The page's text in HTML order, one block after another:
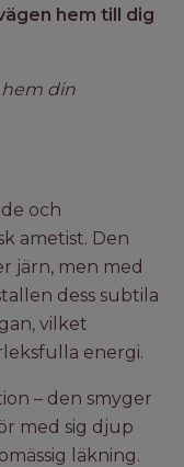
hem till dig
hem din
och
ametist. Den
järn, men med
dess subtila
vilket
energi.
– den smyger
med sig djup
läkning.